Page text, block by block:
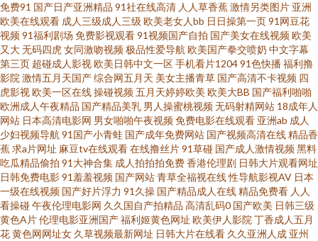
91福利视频 91超级超碰 91大神 91福利色区 91TS在线 一本道综合色网 91视
频资源库在线 91伊人熟女超碰 91网页免费 91人妻极品中文字幕 东京热w姦
蜜桃性视频免费看 欧美国产综合 另类综合专区 欧美性处女精品 欧美亞洲日
韓Aⅴ 欧美黄sss 香蕉成人东京热AV 新不卡的av在线网站 欧美15页 91精品牛
91麻豆精品久久蜜臀 91精品黑丝 91孕妇在线 97色色豆花影音 91制服黑丝av
91伊人橘子 91婷婷西瓜 91亚色正在播放 欧美丝袜自拍制服另类 www夜夜肏
肏 老司机精品福利院 日本黑料精品天堂0 香蕉短视频在线 亚洲日韩欧美变态
免费91 国产日产亚洲精品 91社在线高清 人人草香蕉激情另类图片 亚洲
欧美在线观看 成人三级成人三级 欧美老女人bb 日日操第一页91网豆花
视频91福利剧场 免费影视观看91视频国产自拍 国产美女在线视频欧美
又大无码四虎女同激吻视频极品性爱导航 欧美国产拳交喷奶 中文字幕
第三页 超碰成人影视欧美日韩中文一区手机看片120491色快播福利撸
影院 激情五月天国产综合网五月天 美女主播青草 国产高清不卡视频 四
虎影视欧美一区在线操碰视频五月天婷婷欧美 欧美大BB 国产福利啪啪
欧洲成人午夜精品 国产精品美乳 男人操蜜桃视频无码射精网站 18成年人
网站 日本高清电影网 男女啪啪午夜视频免费电影在线观看 亚洲ab 成人
少妇视频导航 91国产小青蛙 国产成年免费网站 国产视频高清在线精品香
蕉求a片网址 麻豆tv在线观看在线撸丝片91草碰 国产成人激情视频黑料
吃瓜精品偷拍 91大神合集 成人拍拍拍免费香港伦理剧 日韩大片观看网址
日韩免费电影91羞羞视频 国产网站青草全福视在线性导航影视AV 日本
一级在线视频 国产好片浮力 91久操 国产精品成人在线精品免费看 人人
看操碰午夜伦理电影网 久久国自产拍精品 高清乱码0 国产欧美 日韩三级
黄色A片伦理电影亚洲国产福利姬黄色网址 欧美伊人影院 丁香成人五月
花黄色网网址女 久草视频最新网址 日韩大片在线看 久久亚洲人成 亚州